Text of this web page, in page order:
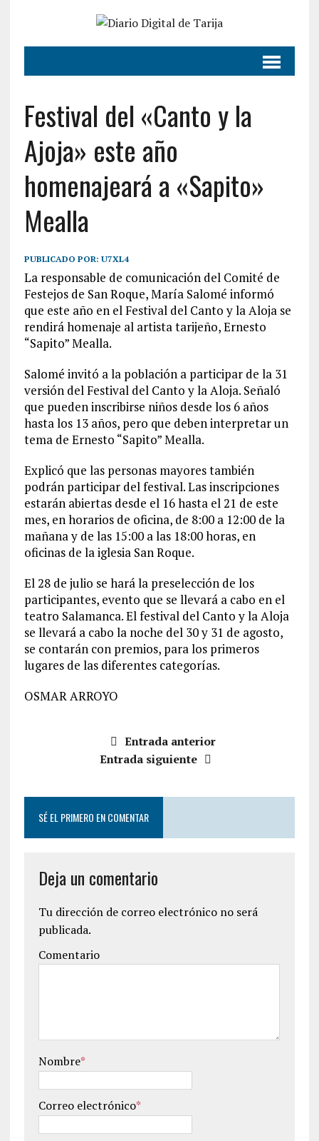
Festival del «Canto y la
Ajoja» este año
homenajeará a «Sapito»
Mealla
PUBLICADO POR: U7XL4
La responsable de comunicación del Comité de
Festejos de San Roque, María Salomé informó
que este año en el Festival del Canto y la Aloja se
rendirá homenaje al artista tarijeño, Ernesto
“Sapito” Mealla.
Salomé invitó a la población a participar de la 31
versión del Festival del Canto y la Aloja. Señaló
que pueden inscribirse niños desde los 6 años
hasta los 13 años, pero que deben interpretar un
tema de Ernesto “Sapito” Mealla.
Explicó que las personas mayores también
podrán participar del festival. Las inscripciones
estarán abiertas desde el 16 hasta el 21 de este
mes, en horarios de oficina, de 8:00 a 12:00 de la
mañana y de las 15:00 a las 18:00 horas, en
oficinas de la iglesia San Roque.
El 28 de julio se hará la preselección de los
participantes, evento que se llevará a cabo en el
teatro Salamanca. El festival del Canto y la Aloja
se llevará a cabo la noche del 30 y 31 de agosto,
se contarán con premios, para los primeros
lugares de las diferentes categorías.
OSMAR ARROYO
Entrada anterior
Entrada siguiente
SÉ EL PRIMERO EN COMENTAR
Deja un comentario
Tu dirección de correo electrónico no será
publicada.
Comentario
Nombre*
Correo electrónico*